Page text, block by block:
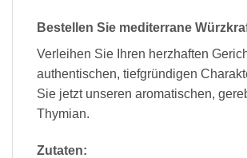
Bestellen Sie mediterrane
Verleihen Sie Ihren herzhaften
authentischen, tiefgründigen
Sie jetzt unseren aromatischen,
Thymian.
Zutaten: